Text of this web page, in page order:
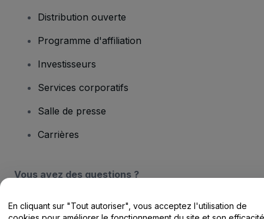
Distribution ouverte
Programme d'affiliation
Investisseurs
Services corporatifs
Salle de presse
Carrières
Vous avez des questions ?
Centre d'assistance / Nous contacter
En cliquant sur "Tout autoriser", vous acceptez l'utilisation de